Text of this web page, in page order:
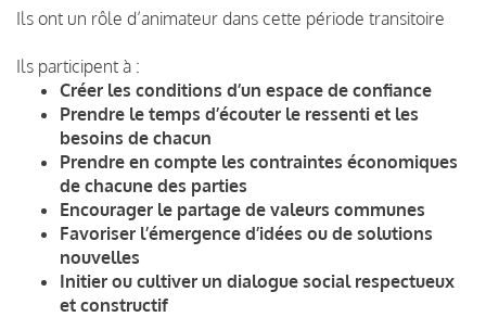
Ils ont un rôle d’animateur dans cette période transitoire
Ils participent à :
Créer les conditions d’un espace de confiance
Prendre le temps d’écouter le ressenti et les
besoins de chacun
Prendre en compte les contraintes économiques
de chacune des parties
Encourager le partage de valeurs communes
Favoriser l’émergence d’idées ou de solutions
nouvelles
Initier ou cultiver un dialogue social respectueux
et constructif